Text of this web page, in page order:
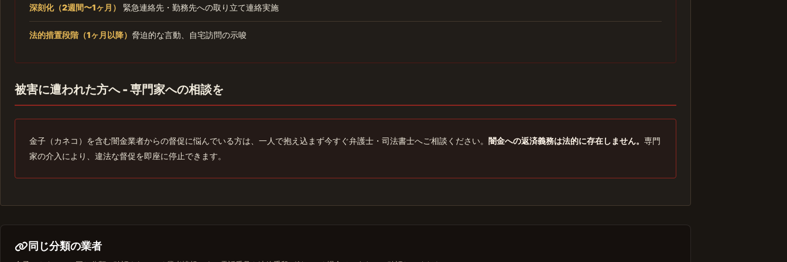
深刻化（2週間〜1ヶ月） 緊急連絡先・勤務先への取り立て連絡実施
法的措置段階（1ヶ月以降） 脅迫的な言動、自宅訪問の示唆
被害に遭われた方へ - 専門家への相談を
金子（カネコ）を含む闇金業者からの督促に悩んでいる方は、一人で抱え込まず今すぐ弁護士・司法書士へご相談ください。 闇金への返済義務は法的に存在しません。 専門
家の介入により、違法な督促を即座に停止できます。
同じ分類の業者